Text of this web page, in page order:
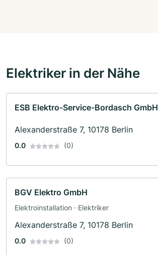
Elektriker in der Nähe
ESB Elektro-Service-Bordasch GmbH
Alexanderstraße 7, 10178 Berlin
0.0 (0)
BGV Elektro GmbH
Elektroinstallation · Elektriker
Alexanderstraße 7, 10178 Berlin
0.0 (0)